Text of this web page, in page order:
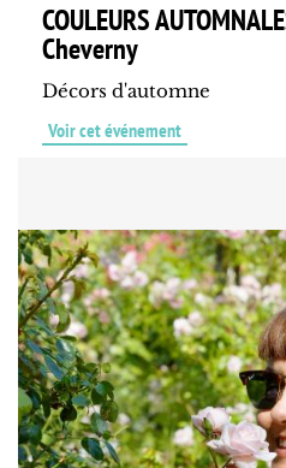
COULEURS
Cheverny
Décors d'automne
Voir cet événement